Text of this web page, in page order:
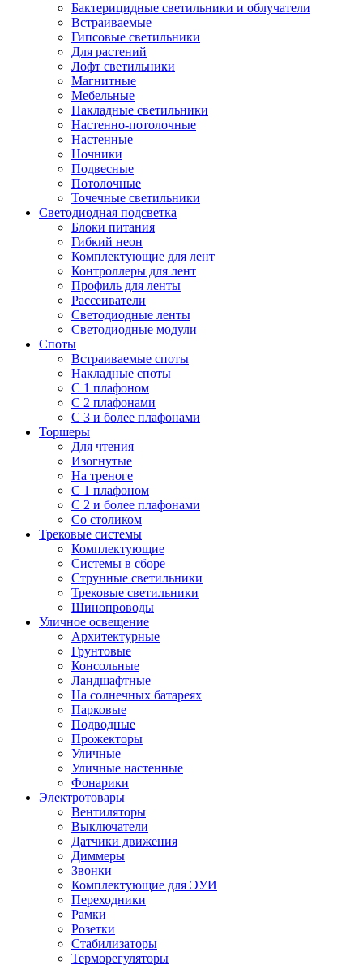
Бактерицидные светильники и облучатели
Встраиваемые
Гипсовые светильники
Для растений
Лофт светильники
Магнитные
Мебельные
Накладные светильники
Настенно-потолочные
Настенные
Ночники
Подвесные
Потолочные
Точечные светильники
Светодиодная подсветка
Блоки питания
Гибкий неон
Комплектующие для лент
Контроллеры для лент
Профиль для ленты
Рассеиватели
Светодиодные ленты
Светодиодные модули
Споты
Встраиваемые споты
Накладные споты
С 1 плафоном
С 2 плафонами
С 3 и более плафонами
Торшеры
Для чтения
Изогнутые
На треноге
С 1 плафоном
С 2 и более плафонами
Со столиком
Трековые системы
Комплектующие
Системы в сборе
Струнные светильники
Трековые светильники
Шинопроводы
Уличное освещение
Архитектурные
Грунтовые
Консольные
Ландшафтные
На солнечных батареях
Парковые
Подводные
Прожекторы
Уличные
Уличные настенные
Фонарики
Электротовары
Вентиляторы
Выключатели
Датчики движения
Диммеры
Звонки
Комплектующие для ЭУИ
Переходники
Рамки
Розетки
Стабилизаторы
Терморегуляторы